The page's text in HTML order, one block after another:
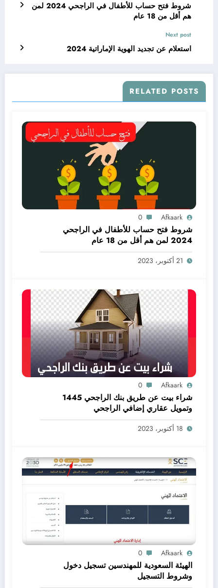
شروط فتح حساب للأطفال في الراجحي 2024 لمن
هم أقل من 18 عام
Next post
استعلام عن تجديد الهوية الإماراتية 2024
RELATED POSTS
Afkaark
0
شروط فتح حساب للأطفال في الراجحي
2024 لمن هم أقل من 18 عام
21 أكتوبر، 2023
Afkaark
0
شراء بيت عن طريق بنك الراجحي 1445
وتمويل عقاري إضافي الراجحي
18 أكتوبر، 2023
Afkaark
0
الهيئة السعودية للمهندسين تسجيل دخول
وشروط التسجيل